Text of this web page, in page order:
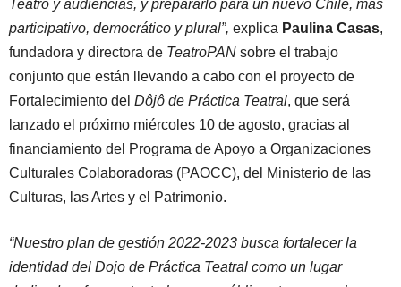
Teatro y audiencias, y prepararlo para un nuevo Chile, más
participativo, democrático y plural”, explica Paulina Casas,
fundadora y directora de TeatroPAN sobre el trabajo
conjunto que están llevando a cabo con el proyecto de
Fortalecimiento del Dôjô de Práctica Teatral, que será
lanzado el próximo miércoles 10 de agosto, gracias al
financiamiento del Programa de Apoyo a Organizaciones
Culturales Colaboradoras (PAOCC), del Ministerio de las
Culturas, las Artes y el Patrimonio.
“​​Nuestro plan de gestión 2022-2023 busca fortalecer la
identidad del Dojo de Práctica Teatral como un lugar